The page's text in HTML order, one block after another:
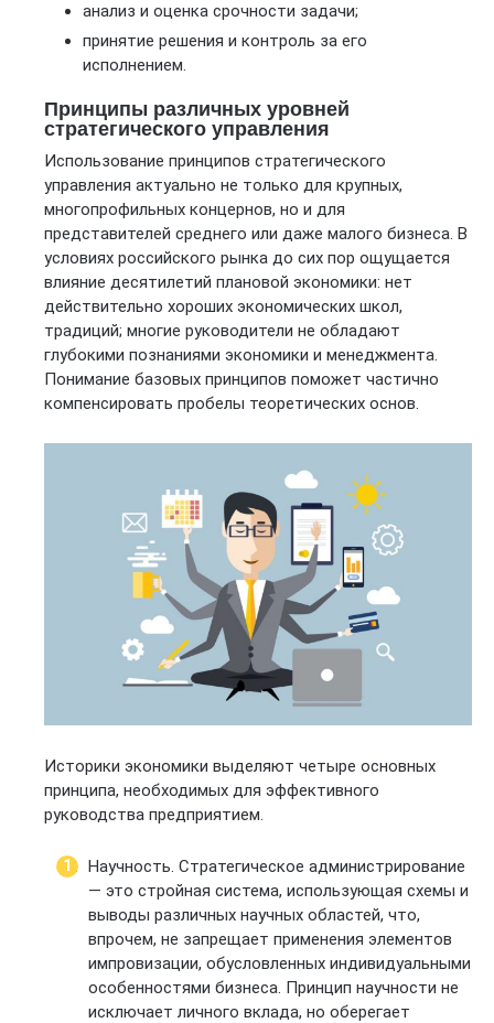
анализ и оценка срочности задачи;
принятие решения и контроль за его
исполнением.
Принципы различных уровней
стратегического управления
Использование принципов стратегического
управления актуально не только для крупных,
многопрофильных концернов, но и для
представителей среднего или даже малого бизнеса. В
условиях российского рынка до сих пор ощущается
влияние десятилетий плановой экономики: нет
действительно хороших экономических школ,
традиций; многие руководители не обладают
глубокими познаниями экономики и менеджмента.
Понимание базовых принципов поможет частично
компенсировать пробелы теоретических основ.
Историки экономики выделяют четыре основных
принципа, необходимых для эффективного
руководства предприятием.
Научность. Стратегическое администрирование
— это стройная система, использующая схемы и
выводы различных научных областей, что,
впрочем, не запрещает применения элементов
импровизации, обусловленных индивидуальными
особенностями бизнеса. Принцип научности не
исключает личного вклада, но оберегает